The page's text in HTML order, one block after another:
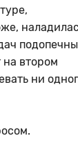
втором
ни